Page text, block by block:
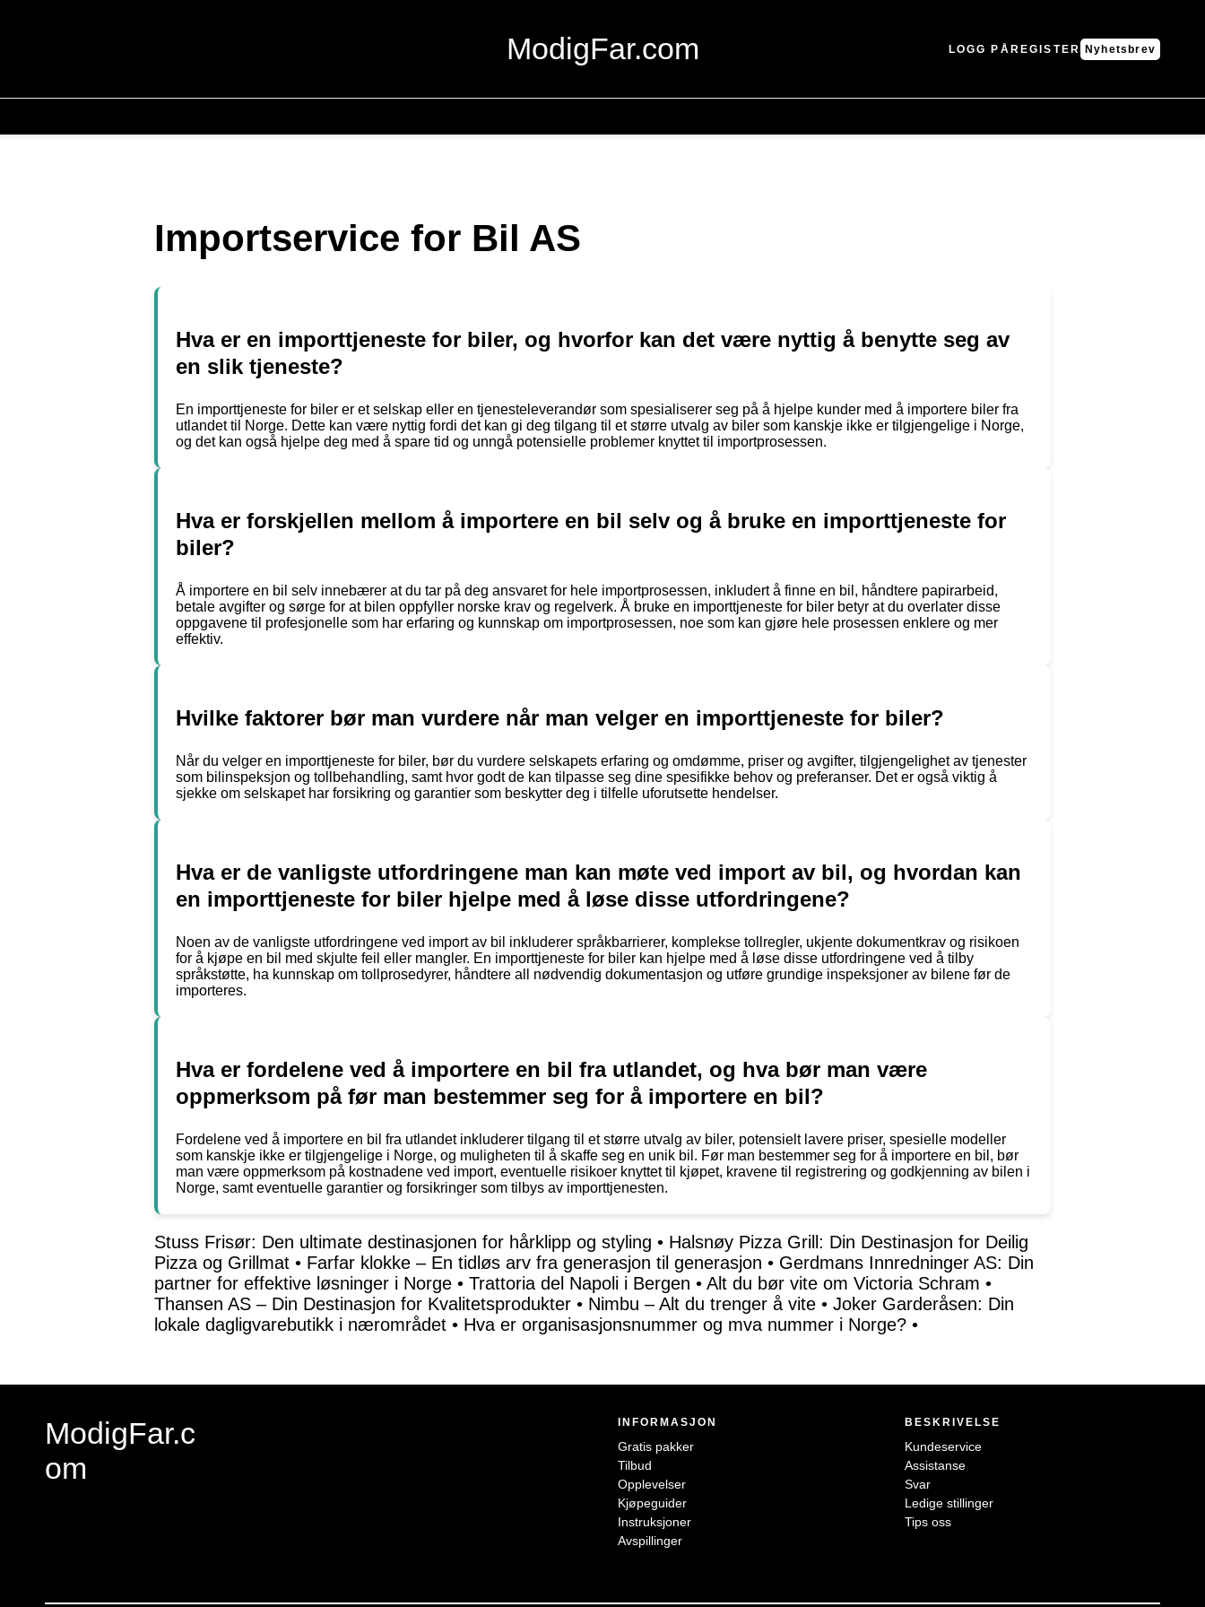
ModigFar.com LOGG PÅ REGISTER Nyhetsbrev
Importservice for Bil AS
Hva er en importtjeneste for biler, og hvorfor kan det være nyttig å benytte seg av
en slik tjeneste?
En importtjeneste for biler er et selskap eller en tjenesteleverandør som spesialiserer seg på å hjelpe kunder med å importere biler fra
utlandet til Norge. Dette kan være nyttig fordi det kan gi deg tilgang til et større utvalg av biler som kanskje ikke er tilgjengelige i Norge,
og det kan også hjelpe deg med å spare tid og unngå potensielle problemer knyttet til importprosessen.
Hva er forskjellen mellom å importere en bil selv og å bruke en importtjeneste for
biler?
Å importere en bil selv innebærer at du tar på deg ansvaret for hele importprosessen, inkludert å finne en bil, håndtere papirarbeid,
betale avgifter og sørge for at bilen oppfyller norske krav og regelverk. Å bruke en importtjeneste for biler betyr at du overlater disse
oppgavene til profesjonelle som har erfaring og kunnskap om importprosessen, noe som kan gjøre hele prosessen enklere og mer
effektiv.
Hvilke faktorer bør man vurdere når man velger en importtjeneste for biler?
Når du velger en importtjeneste for biler, bør du vurdere selskapets erfaring og omdømme, priser og avgifter, tilgjengelighet av tjenester
som bilinspeksjon og tollbehandling, samt hvor godt de kan tilpasse seg dine spesifikke behov og preferanser. Det er også viktig å
sjekke om selskapet har forsikring og garantier som beskytter deg i tilfelle uforutsette hendelser.
Hva er de vanligste utfordringene man kan møte ved import av bil, og hvordan kan
en importtjeneste for biler hjelpe med å løse disse utfordringene?
Noen av de vanligste utfordringene ved import av bil inkluderer språkbarrierer, komplekse tollregler, ukjente dokumentkrav og risikoen
for å kjøpe en bil med skjulte feil eller mangler. En importtjeneste for biler kan hjelpe med å løse disse utfordringene ved å tilby
språkstøtte, ha kunnskap om tollprosedyrer, håndtere all nødvendig dokumentasjon og utføre grundige inspeksjoner av bilene før de
importeres.
Hva er fordelene ved å importere en bil fra utlandet, og hva bør man være
oppmerksom på før man bestemmer seg for å importere en bil?
Fordelene ved å importere en bil fra utlandet inkluderer tilgang til et større utvalg av biler, potensielt lavere priser, spesielle modeller
som kanskje ikke er tilgjengelige i Norge, og muligheten til å skaffe seg en unik bil. Før man bestemmer seg for å importere en bil, bør
man være oppmerksom på kostnadene ved import, eventuelle risikoer knyttet til kjøpet, kravene til registrering og godkjenning av bilen i
Norge, samt eventuelle garantier og forsikringer som tilbys av importtjenesten.
Stuss Frisør: Den ultimate destinasjonen for hårklipp og styling • Halsnøy Pizza Grill: Din Destinasjon for Deilig
Pizza og Grillmat • Farfar klokke – En tidløs arv fra generasjon til generasjon • Gerdmans Innredninger AS: Din
partner for effektive løsninger i Norge • Trattoria del Napoli i Bergen • Alt du bør vite om Victoria Schram •
Thansen AS – Din Destinasjon for Kvalitetsprodukter • Nimbu – Alt du trenger å vite • Joker Garderåsen: Din
lokale dagligvarebutikk i nærområdet • Hva er organisasjonsnummer og mva nummer i Norge? •
ModigFar.c
om
INFORMASJON
Gratis pakker
Tilbud
Opplevelser
Kjøpeguider
Instruksjoner
Avspillinger
BESKRIVELSE
Kundeservice
Assistanse
Svar
Ledige stillinger
Tips oss